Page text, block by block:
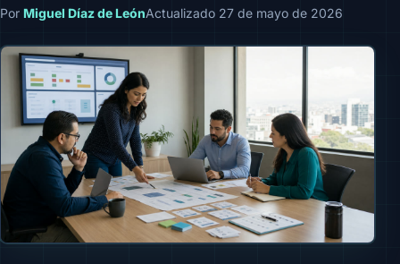
Por Miguel Díaz de LeónActualizado 27 de mayo de 2026